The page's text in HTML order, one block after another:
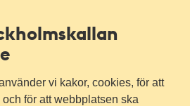
vi kakor, cookies, för att
för att webbplatsen ska